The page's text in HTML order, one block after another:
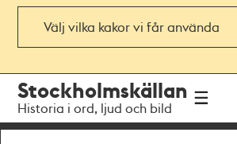
Välj vilka kakor vi får använda
navigationen
huvudinnehållet
Stockholmskällan
Historia i ord, ljud och bild